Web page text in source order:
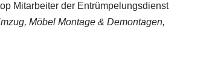
Mitarbeiter der Entrümpelungsdienst
Möbel Montage & Demontagen,